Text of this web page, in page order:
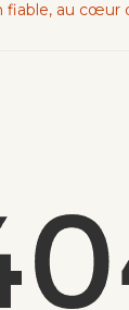
fiable, au cœur